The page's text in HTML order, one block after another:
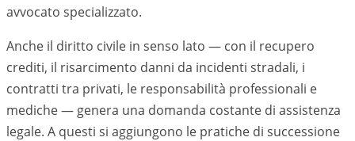
avvocato specializzato.
Anche il diritto civile in senso lato — con il recupero
crediti, il risarcimento danni da incidenti stradali, i
contratti tra privati, le responsabilità professionali e
mediche — genera una domanda costante di assistenza
legale. A questi si aggiungono le pratiche di successione